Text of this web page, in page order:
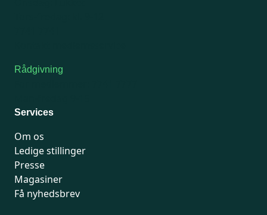
Rådgivning
Services
Om os
Ledige stillinger
Presse
Magasiner
Få nyhedsbrev